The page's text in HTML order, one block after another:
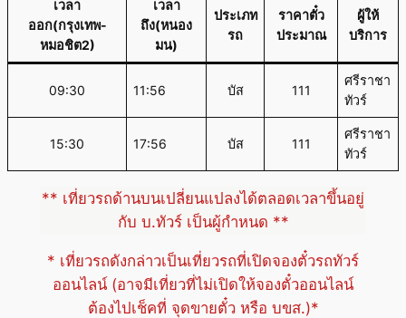
เวลา
ออก(กรุงเทพ-
หมอชิต2)
เวลา
ถึง(หนอง
มน)
ประเภท
รถ
ราคาตั๋ว
ประมาณ
ผู้ให้
บริการ
09:30 11:56 บัส 111
ศรีราชา
ทัวร์
15:30 17:56 บัส 111
ศรีราชา
ทัวร์
** เที่ยวรถด้านบนเปลี่ยนแปลงได้ตลอดเวลาขึ้นอยู่
กับ บ.ทัวร์ เป็นผู้กำหนด **
* เที่ยวรถดังกล่าวเป็นเที่ยวรถที่เปิดจองตั๋วรถทัวร์
ออนไลน์ (อาจมีเที่ยวที่ไม่เปิดให้จองตั๋วออนไลน์
ต้องไปเช็คที่ จุดขายตั๋ว หรือ บขส.)*